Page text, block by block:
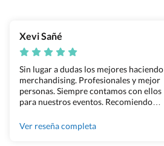
Xevi Sañé
Sin lugar a dudas los mejores haciendo
merchandising. Profesionales y mejor
personas. Siempre contamos con ellos
para nuestros eventos. Recomiendo
Ver reseña completa